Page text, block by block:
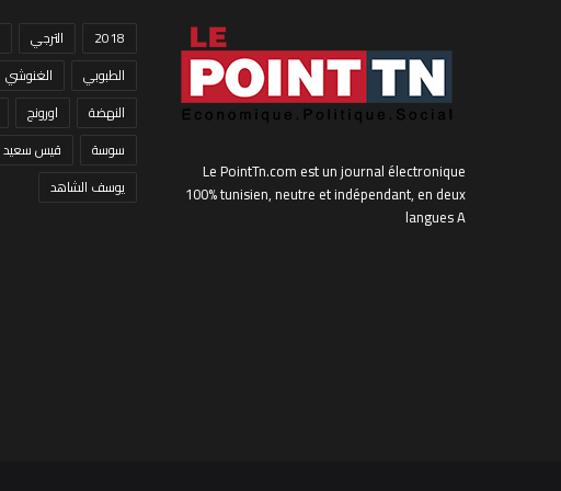
Le PointTn.com est un journal électronique
100% tunisien, neutre et indépendant, en deux
langues A
2018 الترجي
الطبوبي
الغنوشي
النهضة
اورونج
سوسة
قيس سعيد
يوسف الشاهد